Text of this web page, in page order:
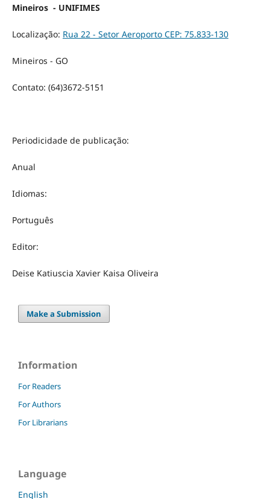
Mineiros - UNIFIMES
Localização: Rua 22 - Setor Aeroporto CEP: 75.833-130
Mineiros - GO
Contato: (64)3672-5151
Periodicidade de publicação:
Anual
Idiomas:
Português
Editor:
Deise Katiuscia Xavier Kaisa Oliveira
Make a Submission
Information
For Readers
For Authors
For Librarians
Language
English